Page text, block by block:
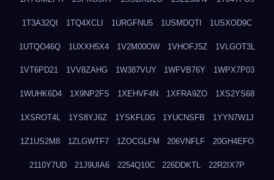
1T3A32QI 1TQ4XCLI 1URGFNU5 1USMDQTI 1USXOD9C
1UTQO46Q 1UXXH5X4 1V2M00OW 1VHOFJ5Z 1VLGOT3L
1VT6PD21 1VV8ZAHG 1W387VUY 1WFVB76Y 1WPX7P03
1WUHK6D4 1X9NP2FS 1XEHVF4N 1XFRA9ZO 1XS2YS68
1XSROT4L 1YS8YJ6Z 1YSKFL0G 1YUCNSFB 1YYN7W1J
1Z1US2M8 1ZLGWTF7 1ZOCGLFM 206VNFLF 20GH4EFO
2110Y7UD 21J9UIA6 2254Q10C 226DDKTL 22R2IX7P